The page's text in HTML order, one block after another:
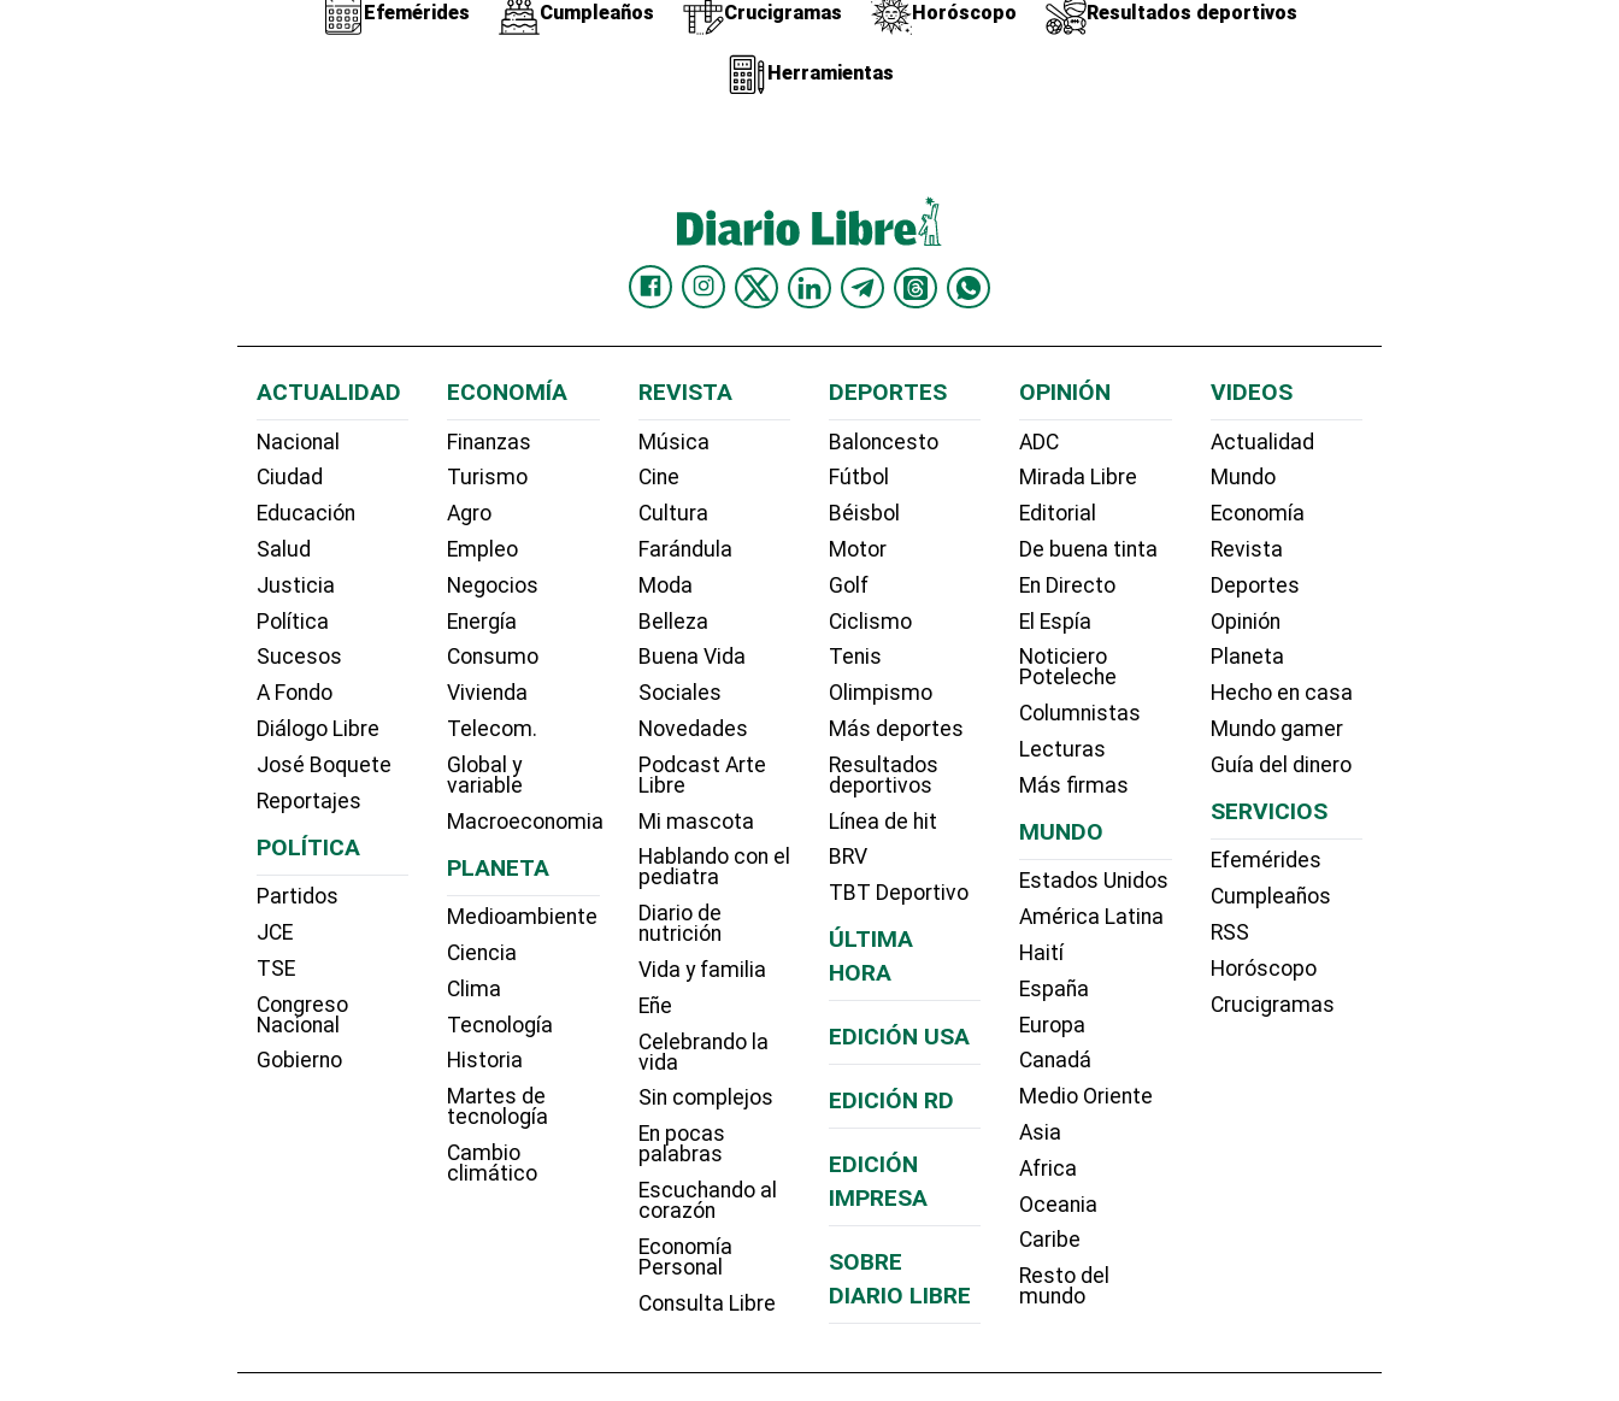
Efemérides Cumpleaños Crucigramas Horóscopo Resultados deportivos
Herramientas
ACTUALIDAD
Nacional
Ciudad
Educación
Salud
Justicia
Política
Sucesos
A Fondo
Diálogo Libre
José Boquete
Reportajes
POLÍTICA
Partidos
JCE
TSE
Congreso
Nacional
Gobierno
ECONOMÍA
Finanzas
Turismo
Agro
Empleo
Negocios
Energía
Consumo
Vivienda
Telecom.
Global y
variable
Macroeconomia
PLANETA
Medioambiente
Ciencia
Clima
Tecnología
Historia
Martes de
tecnología
Cambio
climático
REVISTA
Música
Cine
Cultura
Farándula
Moda
Belleza
Buena Vida
Sociales
Novedades
Podcast Arte
Libre
Mi mascota
Hablando con el
pediatra
Diario de
nutrición
Vida y familia
Eñe
Celebrando la
vida
Sin complejos
En pocas
palabras
Escuchando al
corazón
Economía
Personal
Consulta Libre
DEPORTES
Baloncesto
Fútbol
Béisbol
Motor
Golf
Ciclismo
Tenis
Olimpismo
Más deportes
Resultados
deportivos
Línea de hit
BRV
TBT Deportivo
ÚLTIMA
HORA
EDICIÓN USA
EDICIÓN RD
EDICIÓN
IMPRESA
SOBRE
DIARIO LIBRE
OPINIÓN
ADC
Mirada Libre
Editorial
De buena tinta
En Directo
El Espía
Noticiero
Poteleche
Columnistas
Lecturas
Más firmas
MUNDO
Estados Unidos
América Latina
Haití
España
Europa
Canadá
Medio Oriente
Asia
Africa
Oceania
Caribe
Resto del
mundo
VIDEOS
Actualidad
Mundo
Economía
Revista
Deportes
Opinión
Planeta
Hecho en casa
Mundo gamer
Guía del dinero
SERVICIOS
Efemérides
Cumpleaños
RSS
Horóscopo
Crucigramas